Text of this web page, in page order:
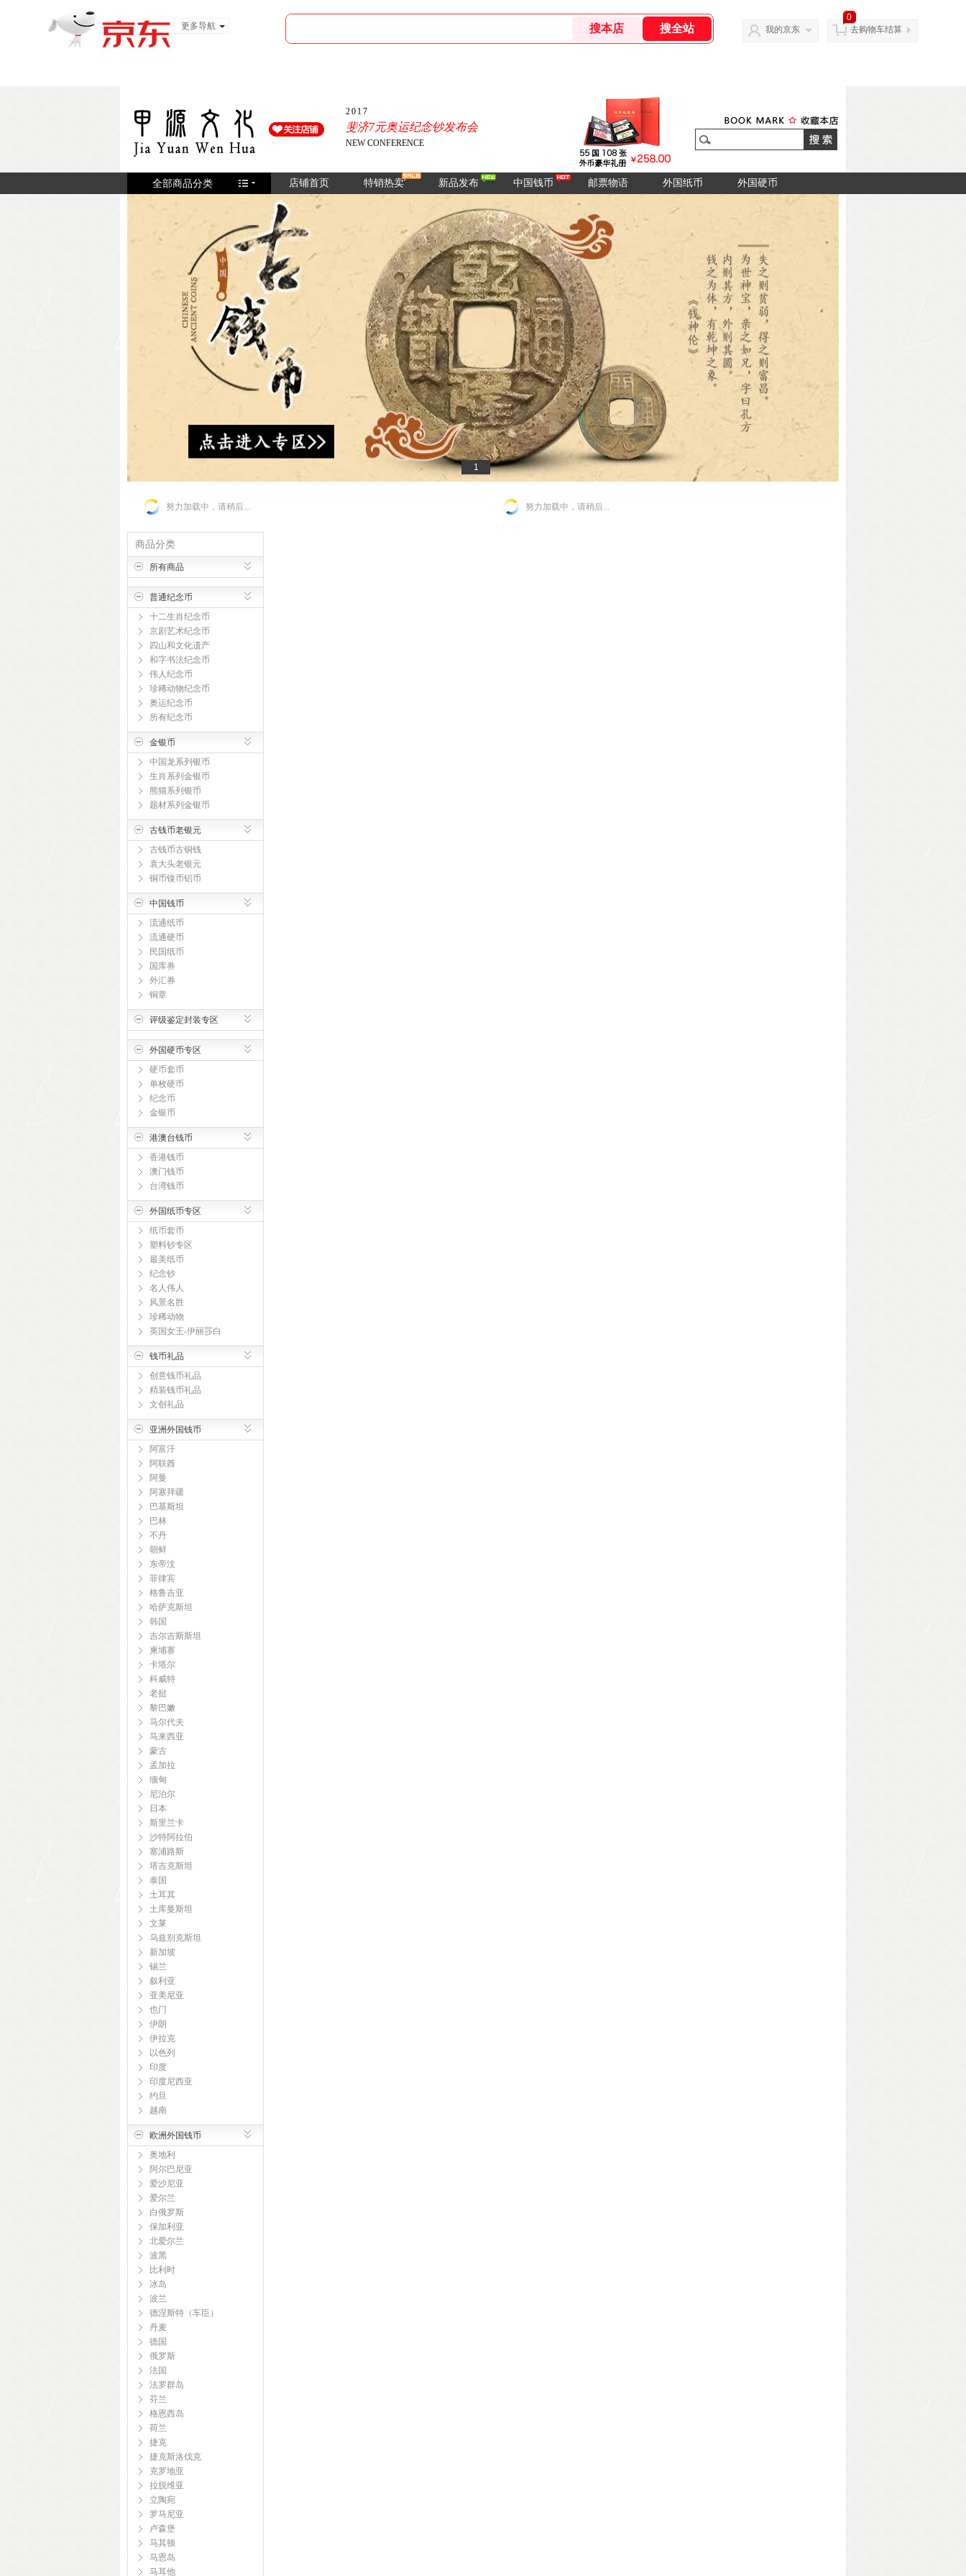
更多导航
我的京东
0
去购物车结算
2017
斐济7元奥运纪念钞发布会
NEW CONFERENCE
全部商品分类 店铺首页 特销热卖 新品发布 中国钱币 邮票物语 外国纸币 外国硬币
1
努力加载中，请稍后...
商品分类
所有商品
普通纪念币
十二生肖纪念币
京剧艺术纪念币
四山和文化遗产
和字书法纪念币
伟人纪念币
珍稀动物纪念币
奥运纪念币
所有纪念币
金银币
中国龙系列银币
生肖系列金银币
熊猫系列银币
题材系列金银币
古钱币老银元
古钱币古铜钱
袁大头老银元
铜币镍币铝币
中国钱币
流通纸币
流通硬币
民国纸币
国库券
外汇券
铜章
评级鉴定封装专区
外国硬币专区
硬币套币
单枚硬币
纪念币
金银币
港澳台钱币
香港钱币
澳门钱币
台湾钱币
外国纸币专区
纸币套币
塑料钞专区
最美纸币
纪念钞
名人伟人
风景名胜
珍稀动物
英国女王-伊丽莎白
钱币礼品
创意钱币礼品
精装钱币礼品
文创礼品
亚洲外国钱币
阿富汗
阿联酋
阿曼
阿塞拜疆
巴基斯坦
巴林
不丹
朝鲜
东帝汶
菲律宾
格鲁吉亚
哈萨克斯坦
韩国
吉尔吉斯斯坦
柬埔寨
卡塔尔
科威特
老挝
黎巴嫩
马尔代夫
马来西亚
蒙古
孟加拉
缅甸
尼泊尔
日本
斯里兰卡
沙特阿拉伯
塞浦路斯
塔吉克斯坦
泰国
土耳其
土库曼斯坦
文莱
乌兹别克斯坦
新加坡
锡兰
叙利亚
亚美尼亚
也门
伊朗
伊拉克
以色列
印度
印度尼西亚
约旦
越南
欧洲外国钱币
奥地利
阿尔巴尼亚
爱沙尼亚
爱尔兰
白俄罗斯
保加利亚
北爱尔兰
波黑
比利时
冰岛
波兰
德涅斯特（车臣）
丹麦
德国
俄罗斯
法国
法罗群岛
芬兰
格恩西岛
荷兰
捷克
捷克斯洛伐克
克罗地亚
拉脱维亚
立陶宛
罗马尼亚
卢森堡
马其顿
马恩岛
马耳他
努力加载中，请稍后...